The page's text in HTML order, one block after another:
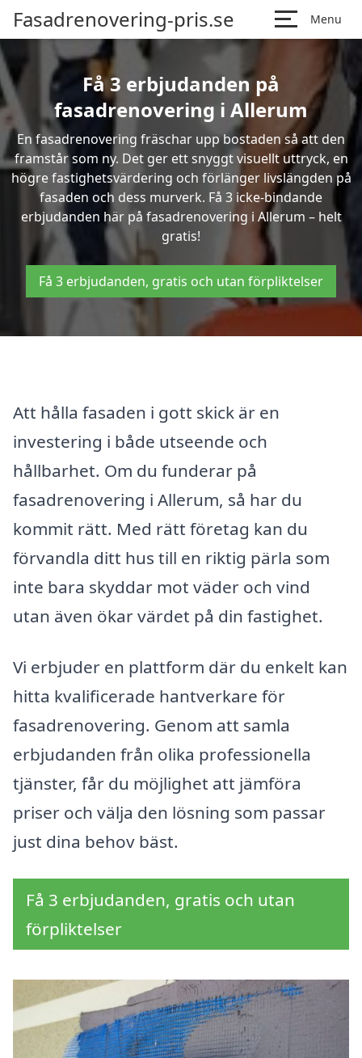
Fasadrenovering-pris.se Menu
Få 3 erbjudanden på
fasadrenovering i Allerum
En fasadrenovering fräschar upp bostaden så att den
framstår som ny. Det ger ett snyggt visuellt uttryck, en
högre fastighetsvärdering och förlänger livslängden på
fasaden och dess murverk. Få 3 icke-bindande
erbjudanden här på fasadrenovering i Allerum – helt
gratis!
Få 3 erbjudanden, gratis och utan förpliktelser
Att hålla fasaden i gott skick är en
investering i både utseende och
hållbarhet. Om du funderar på
fasadrenovering i Allerum, så har du
kommit rätt. Med rätt företag kan du
förvandla ditt hus till en riktig pärla som
inte bara skyddar mot väder och vind
utan även ökar värdet på din fastighet.
Vi erbjuder en plattform där du enkelt kan
hitta kvalificerade hantverkare för
fasadrenovering. Genom att samla
erbjudanden från olika professionella
tjänster, får du möjlighet att jämföra
priser och välja den lösning som passar
just dina behov bäst.
Få 3 erbjudanden, gratis och utan
förpliktelser